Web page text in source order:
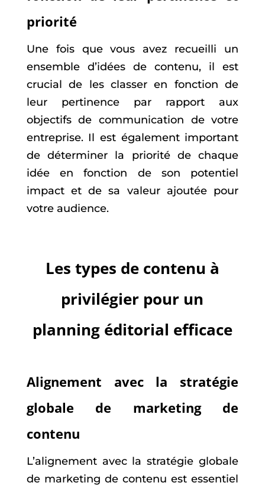
priorité
Une fois que vous avez recueilli un
ensemble d’idées de contenu, il est
crucial de les classer en fonction de
leur pertinence par rapport aux
objectifs de communication de votre
entreprise. Il est également important
de déterminer la priorité de chaque
idée en fonction de son potentiel
impact et de sa valeur ajoutée pour
votre audience.
Les types de contenu à
privilégier pour un
planning éditorial efficace
Alignement avec la stratégie
globale de marketing de
contenu
L’alignement avec la stratégie globale
de marketing de contenu est essentiel